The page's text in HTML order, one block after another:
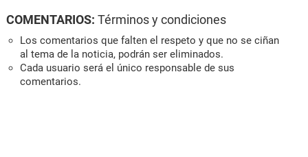
COMENTARIOS: Términos y condiciones
Los comentarios que falten el respeto y que no se ciñan
al tema de la noticia, podrán ser eliminados.
Cada usuario será el único responsable de sus
comentarios.